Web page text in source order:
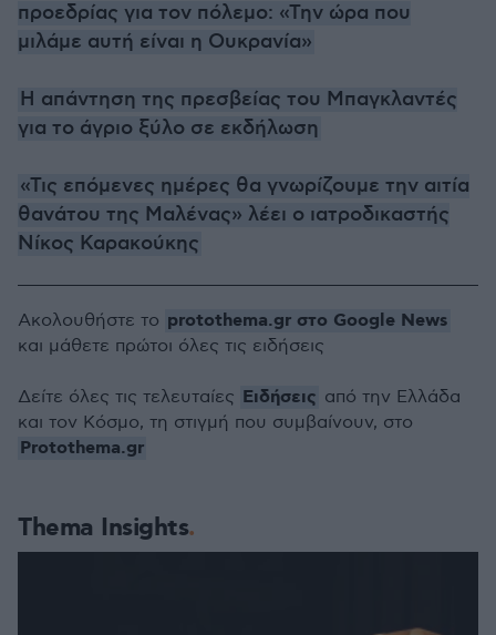
προεδρίας για τον πόλεμο: «Την ώρα που
μιλάμε αυτή είναι η Ουκρανία»
Η απάντηση της πρεσβείας του Μπαγκλαντές
για το άγριο ξύλο σε εκδήλωση
«Τις επόμενες ημέρες θα γνωρίζουμε την αιτία
θανάτου της Μαλένας» λέει ο ιατροδικαστής
Νίκος Καρακούκης
Thema Insights
Ακολουθήστε το protothema.gr στο Google News
και μάθετε πρώτοι όλες τις ειδήσεις
Δείτε όλες τις τελευταίες Ειδήσεις από την Ελλάδα
και τον Κόσμο, τη στιγμή που συμβαίνουν, στο
Protothema.gr